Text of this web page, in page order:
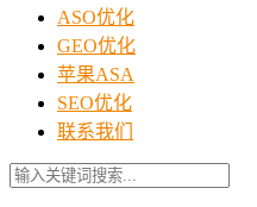
ASO优化
GEO优化
苹果ASA
SEO优化
联系我们